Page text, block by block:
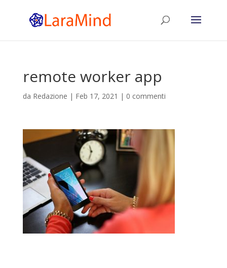
remote worker app
da Redazione | Feb 17, 2021 | 0 commenti